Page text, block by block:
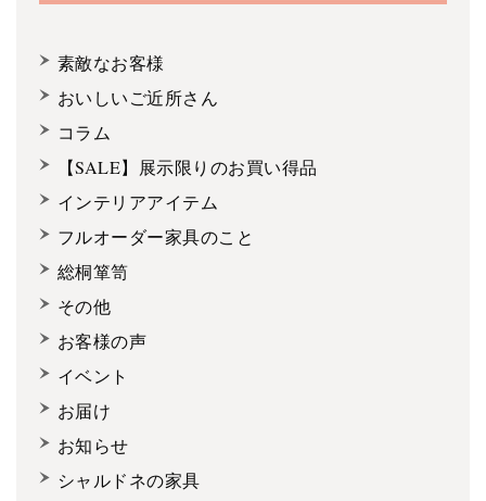
素敵なお客様
おいしいご近所さん
コラム
【SALE】展示限りのお買い得品
インテリアアイテム
フルオーダー家具のこと
総桐箪笥
その他
お客様の声
イベント
お届け
お知らせ
シャルドネの家具